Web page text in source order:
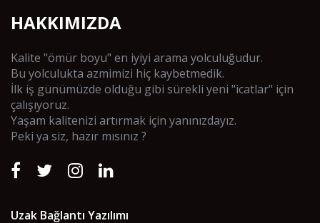
HAKKIMIZDA
Kalite "ömür boyu" en iyiyi arama yolculuğudur.
Bu yolculukta azmimizi hiç kaybetmedik.
İlk iş günümüzde olduğu gibi sürekli yeni "icatlar" için
çalışıyoruz.
Yaşam kalitenizi artırmak için yanınızdayız.
Peki ya siz, hazır mısınız ?
Uzak Bağlantı Yazılımı